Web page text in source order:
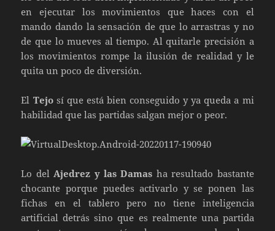
en ejecutar los movimientos que haces con el
mando dando la sensación de que lo arrastras y no
de que lo mueves al tiempo. Al quitarle precisión a
los movimientos rompe la ilusión de realidad y le
quita un poco de diversión.
El Tejosí que está bien conseguido y ya queda a mi
habilidad que las partidas salgan mejor o peor.
Lo del Ajedrez y las Damas ha resultado bastante
chocante porque puedes activarlo y se ponen las
fichas en el tablero pero no tiene inteligencia
artificial detrás sino que es realmente una partida